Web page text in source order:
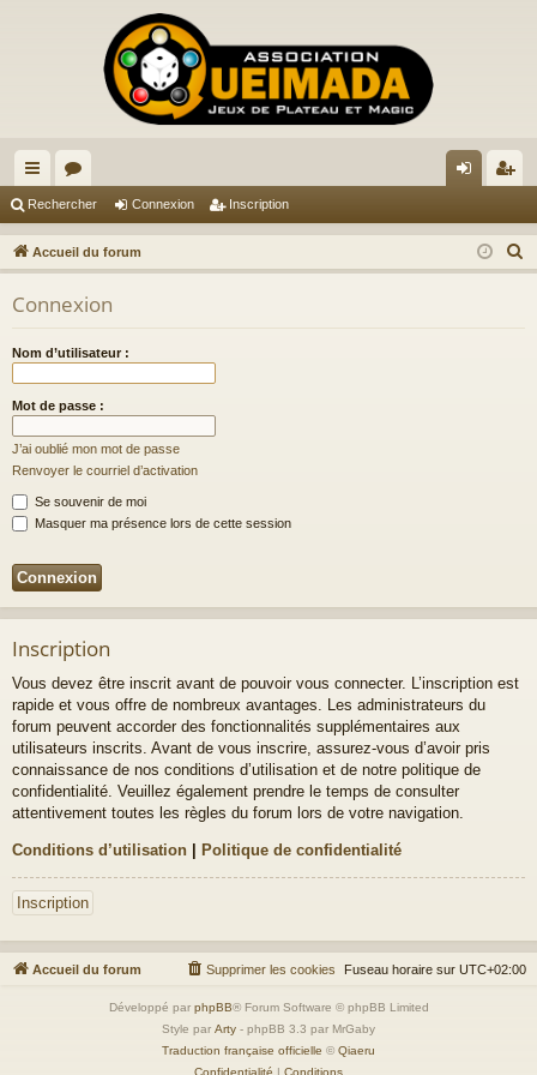
ac
co
ur
ci
s
or
u
m
s
ne
xi
cri
pti
Rechercher Connexion Inscription
Accueil du forum
e
Connexion
Nom d’utilisateur :
Mot de passe :
J’ai oublié mon mot de passe
Renvoyer le courriel d’activation
Se souvenir de moi
Masquer ma présence lors de cette session
Inscription
Vous devez être inscrit avant de pouvoir vous connecter. L’inscription est
rapide et vous offre de nombreux avantages. Les administrateurs du
forum peuvent accorder des fonctionnalités supplémentaires aux
utilisateurs inscrits. Avant de vous inscrire, assurez-vous d’avoir pris
connaissance de nos conditions d’utilisation et de notre politique de
confidentialité. Veuillez également prendre le temps de consulter
attentivement toutes les règles du forum lors de votre navigation.
Conditions d’utilisation | Politique de confidentialité
Inscription
Accueil du forum Fuseau horaire sur UTC+02:00
Supprimer les cookies
Développé par phpBB® Forum Software © phpBB Limited
Style par Arty - phpBB 3.3 par MrGaby
Traduction française officielle © Qiaeru
Confidentialité | Conditions